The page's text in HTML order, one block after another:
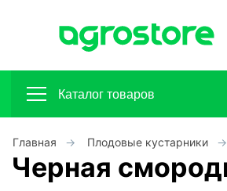
Каталог товаров
Плодовые кустарники
Главная Плодовые кустарники
Черная